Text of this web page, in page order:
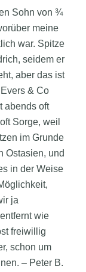
Sohn von ¾
meine
war. Spitze
seidem er
aber das ist
& Co
abends oft
Sorge, weil
im Grunde
Ostasien, und
in der Weise
ja
wie
freiwillig
schon um
– Peter B.